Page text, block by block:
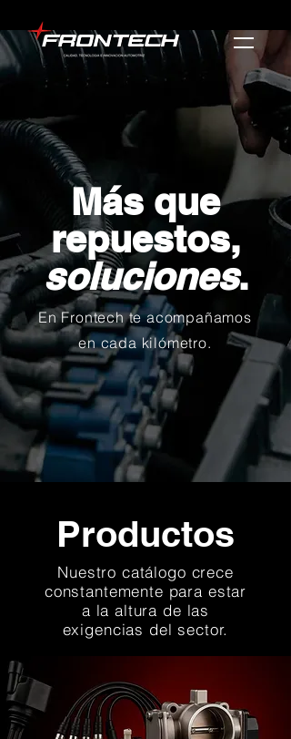
Más que
repuestos,
soluciones.
En Frontech te acompañamos
en cada kilómetro.
Productos
Nuestro catálogo crece
constantemente para estar
a la altura de las
exigencias del sector.